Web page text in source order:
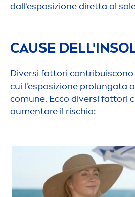
dall'esposizione diretta al
CAUSE
Diversi fattori
cui l'esposizione prolungata
comune. Ecco diversi fattori
aumentare il rischio: